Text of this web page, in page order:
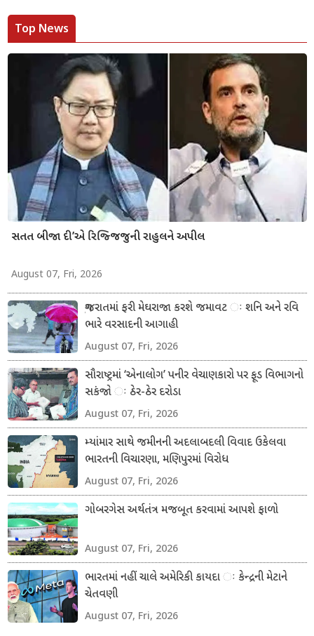
Top News
સતત બીજા દી’એ રિજ્જિજુની રાહુલને અપીલ
August 07, Fri, 2026
ગુજરાતમાં ફરી મેઘરાજા કરશે જમાવટ ઃ શનિ અને રવિ
ભારે વરસાદની આગાહી
August 07, Fri, 2026
સૌરાષ્ટ્રમાં ‘એનાલોગ’ પનીર વેચાણકારો પર ફૂડ વિભાગનો
સકંજો ઃ ઠેર-ઠેર દરોડા
August 07, Fri, 2026
મ્યાંમાર સાથે જમીનની અદલાબદલી વિવાદ ઉકેલવા
ભારતની વિચારણા, મણિપુરમાં વિરોધ
August 07, Fri, 2026
ગોબરગેસ અર્થતંત્ર મજબૂત કરવામાં આપશે ફાળો
August 07, Fri, 2026
ભારતમાં નહીં ચાલે અમેરિકી કાયદા ઃ કેન્દ્રની મેટાને
ચેતવણી
August 07, Fri, 2026